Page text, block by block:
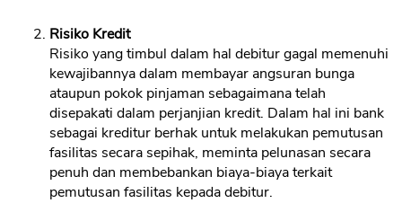
Risiko Kredit
Risiko yang timbul dalam hal debitur gagal memenuhi
kewajibannya dalam membayar angsuran bunga
ataupun pokok pinjaman sebagaimana telah
disepakati dalam perjanjian kredit. Dalam hal ini bank
sebagai kreditur berhak untuk melakukan pemutusan
fasilitas secara sepihak, meminta pelunasan secara
penuh dan membebankan biaya-biaya terkait
pemutusan fasilitas kepada debitur.
OK
CANCEL